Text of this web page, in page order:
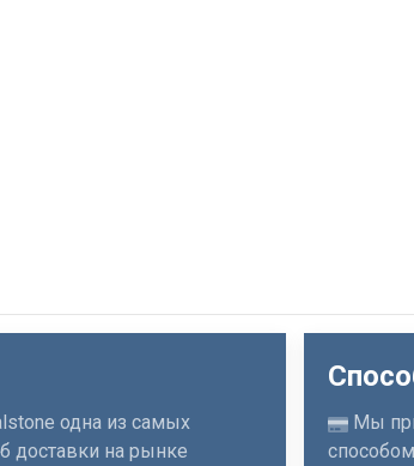
одна из самых
доставки на рынке
Мы